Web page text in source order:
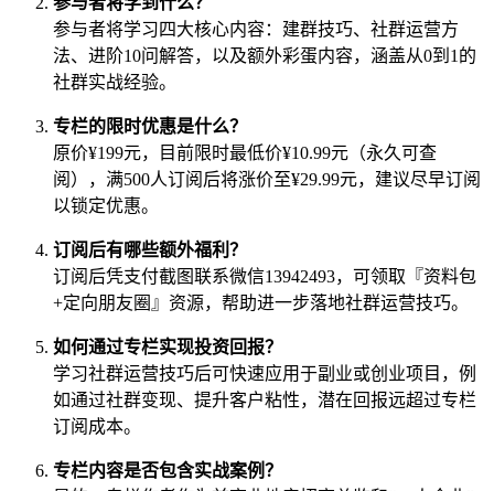
参与者将学习四大核心内容：建群技巧、社群运营方
法、进阶10问解答，以及额外彩蛋内容，涵盖从0到1的
社群实战经验。
专栏的限时优惠是什么？
原价¥199元，目前限时最低价¥10.99元（永久可查
阅），满500人订阅后将涨价至¥29.99元，建议尽早订阅
以锁定优惠。
订阅后有哪些额外福利？
订阅后凭支付截图联系微信13942493，可领取『资料包
+定向朋友圈』资源，帮助进一步落地社群运营技巧。
如何通过专栏实现投资回报？
学习社群运营技巧后可快速应用于副业或创业项目，例
如通过社群变现、提升客户粘性，潜在回报远超过专栏
订阅成本。
专栏内容是否包含实战案例？